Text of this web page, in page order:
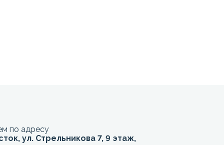
по адресу
ул. Стрельникова 7, 9 этаж,